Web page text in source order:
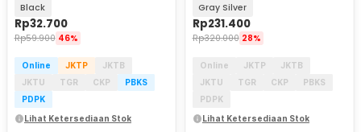
M2037
Black
Rp32.700
Rp59.900 46%
Online JKTP
JKTB
JKTU
TGR CKP
PBKS
PDPK
Lihat Ketersediaan Stok
Gray Silver
Rp231.400
Rp320.000 28%
Online JKTP
JKTB
JKTU
TGR CKP
PBKS
PDPK
Lihat Ketersediaan Stok